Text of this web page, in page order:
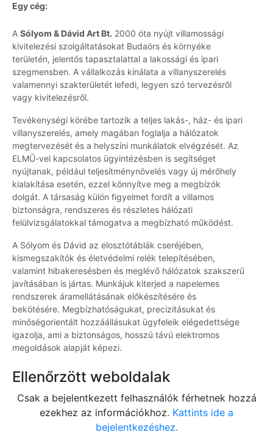
Egy cég:
A Sólyom & Dávid Art Bt. 2000 óta nyújt villamossági
kivitelezési szolgáltatásokat Budaörs és környéke
területén, jelentős tapasztalattal a lakossági és ipari
szegmensben. A vállalkozás kínálata a villanyszerelés
valamennyi szakterületét lefedi, legyen szó tervezésről
vagy kivitelezésről.
Tevékenységi körébe tartozik a teljes lakás-, ház- és ipari
villanyszerelés, amely magában foglalja a hálózatok
megtervezését és a helyszíni munkálatok elvégzését. Az
ELMŰ-vel kapcsolatos ügyintézésben is segítséget
nyújtanak, például teljesítménynövelés vagy új mérőhely
kialakítása esetén, ezzel könnyítve meg a megbízók
dolgát. A társaság külön figyelmet fordít a villamos
biztonságra, rendszeres és részletes hálózati
felülvizsgálatokkal támogatva a megbízható működést.
A Sólyom és Dávid az elosztótáblák cseréjében,
kismegszakítók és életvédelmi relék telepítésében,
valamint hibakeresésben és meglévő hálózatok szakszerű
javításában is jártas. Munkájuk kiterjed a napelemes
rendszerek áramellátásának előkészítésére és
bekötésére. Megbízhatóságukat, precizitásukat és
minőségorientált hozzáállásukat ügyfeleik elégedettsége
igazolja, ami a biztonságos, hosszú távú elektromos
megoldások alapját képezi.
Ellenőrzött weboldalak
Csak a bejelentkezett felhasználók férhetnek hozzá
ezekhez az információkhoz. Kattints ide a
bejelentkezéshez.